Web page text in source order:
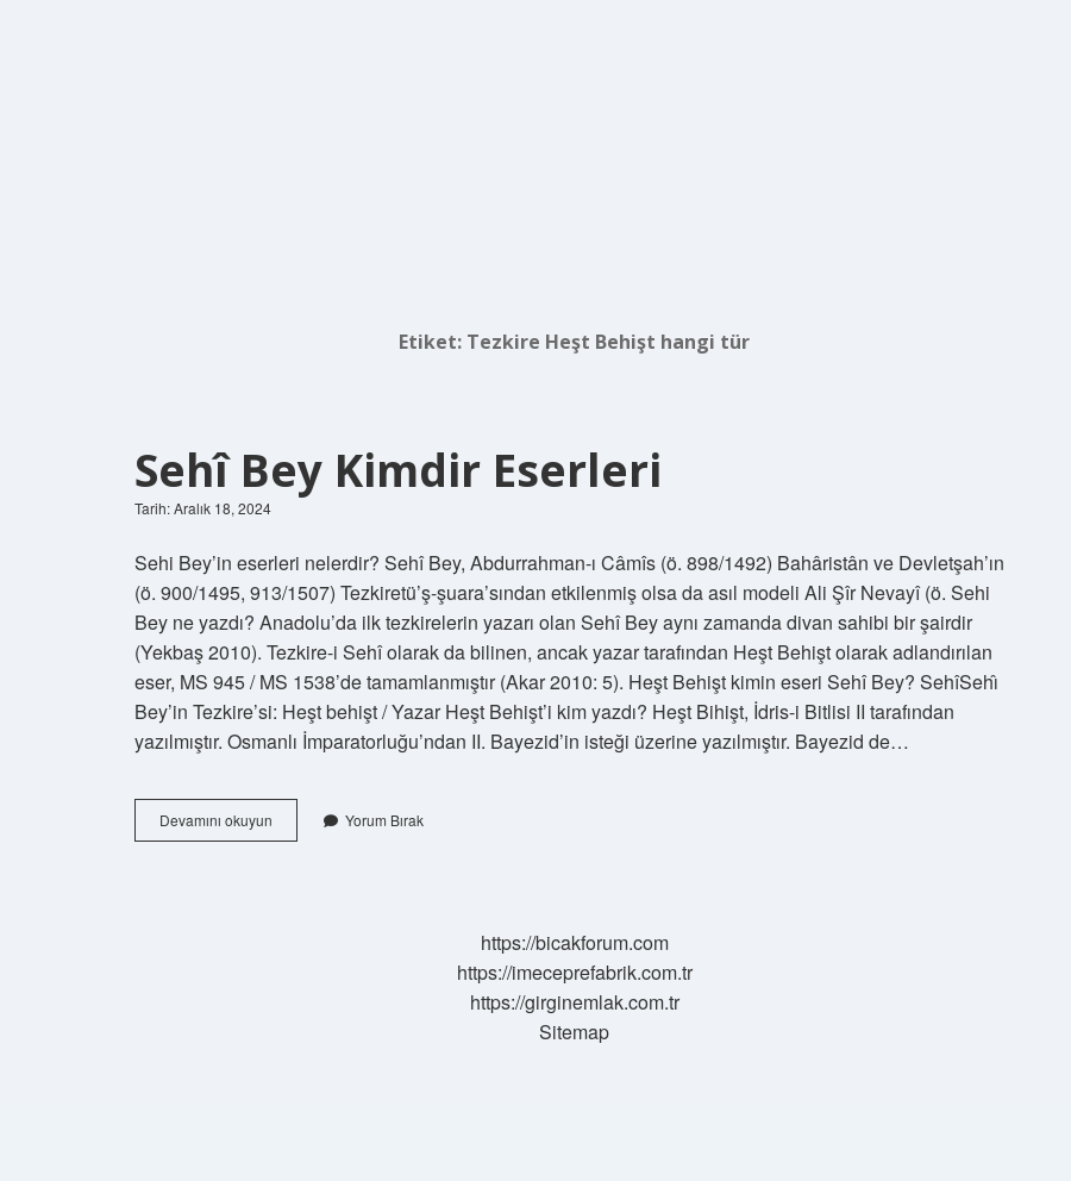
Etiket: Tezkire Heşt Behişt hangi tür
Sehî Bey Kimdir Eserleri
Tarih: Aralık 18, 2024
Sehi Bey’in eserleri nelerdir? Sehî Bey, Abdurrahman-ı Câmîs (ö. 898/1492) Bahâristân ve Devletşah’ın
(ö. 900/1495, 913/1507) Tezkiretü’ş-şuara’sından etkilenmiş olsa da asıl modeli Ali Şîr Nevayî (ö. Sehi
Bey ne yazdı? Anadolu’da ilk tezkirelerin yazarı olan Sehî Bey aynı zamanda divan sahibi bir şairdir
(Yekbaş 2010). Tezkire-i Sehî olarak da bilinen, ancak yazar tarafından Heşt Behişt olarak adlandırılan
eser, MS 945 / MS 1538’de tamamlanmıştır (Akar 2010: 5). Heşt Behişt kimin eseri Sehî Bey? SehîSehı̂
Bey’in Tezkire’si: Heşt behişt / Yazar Heşt Behişt’i kim yazdı? Heşt Bihişt, İdris-i Bitlisi II tarafından
yazılmıştır. Osmanlı İmparatorluğu’ndan II. Bayezid’in isteği üzerine yazılmıştır. Bayezid de…
Devamını okuyun
Bey
Yorum Bırak
https://bicakforum.com
https://imeceprefabrik.com.tr
https://girginemlak.com.tr
Sitemap